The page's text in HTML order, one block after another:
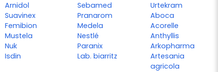
Arnidol
Suavinex
Femibion
Mustela
Nuk
Isdin
Sebamed
Pranarom
Medela
Nestlé
Paranix
Lab. biarritz
Urtekram
Aboca
Acorelle
Anthyllis
Arkopharma
Artesania
agricola